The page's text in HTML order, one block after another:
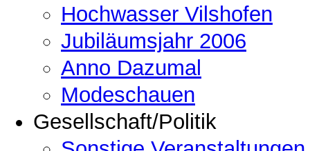
Hochwasser Vilshofen
Jubiläumsjahr 2006
Anno Dazumal
Modeschauen
Gesellschaft/Politik